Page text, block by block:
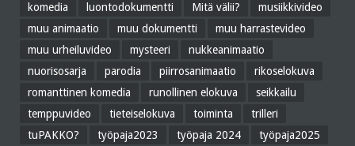
komedia
luontodokumentti Mitä välii?
musiikkivideo
muu animaatio
muu dokumentti
muu harrastevideo
muu urheiluvideo
mysteeri
nukkeanimaatio
nuorisosarja
parodia piirrosanimaatio
rikoselokuva
romanttinen komedia
runollinen elokuva
seikkailu
temppuvideo
tieteiselokuva toiminta
trilleri
tuPAKKO?
työpaja2023 työpaja 2024
työpaja2025